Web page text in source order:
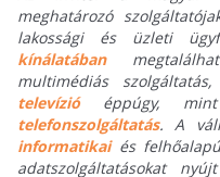
meghatározó
lakossági és üzleti
kínálatában
multimédiás
televízióéppúgy,
telefonszolgáltatás. A
informatikaiés
adatszolgáltatásokat